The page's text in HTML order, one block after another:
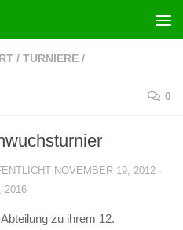
/ TURNIERE /
0
NOVEMBER 19, 2012 ·
2016
zu ihrem 12.